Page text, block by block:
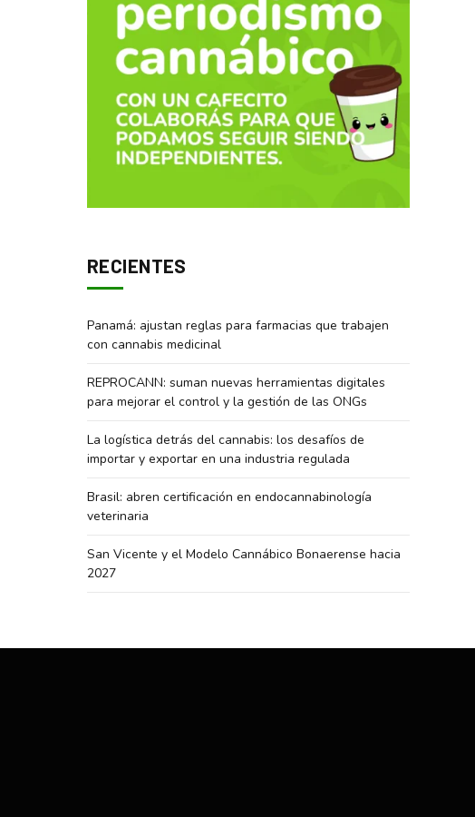
RECIENTES
Panamá: ajustan reglas para farmacias que trabajen
con cannabis medicinal
REPROCANN: suman nuevas herramientas digitales
para mejorar el control y la gestión de las ONGs
La logística detrás del cannabis: los desafíos de
importar y exportar en una industria regulada
Brasil: abren certificación en endocannabinología
veterinaria
San Vicente y el Modelo Cannábico Bonaerense hacia
2027